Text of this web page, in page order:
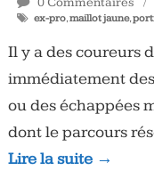
ex-pro,maillot jaune,
Il y a des coureurs
immédiatement
ou des échappées
dont le parcours
Lire la suite →